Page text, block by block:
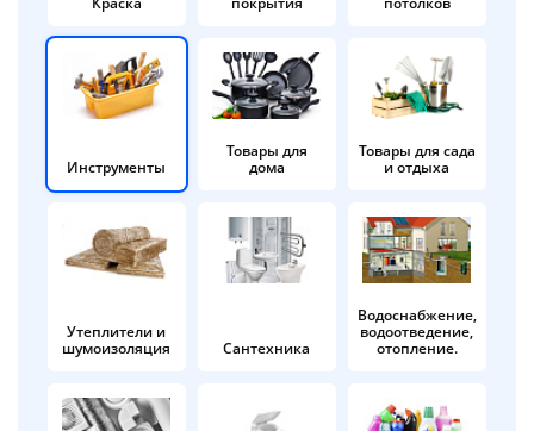
Инструменты
Товары для
дома
Товары для сада
и отдыха
Утеплители и
шумоизоляция
Сантехника
Водоснабжение,
водоотведение,
отопление.
Добавляйте товары
в корзину
Оплачивайте сегодня только
25% картой любого банка
Получайте товар
выбранный способом
Оставшиеся
% будут
по25%каждые 2 недели